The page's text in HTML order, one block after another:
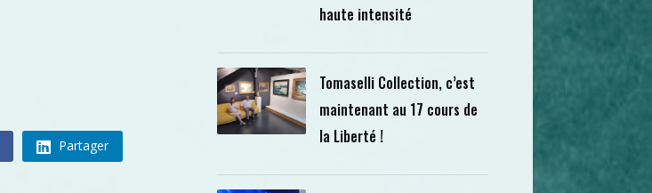
Partager
haute intensité
Tomaselli Collection, c’est
maintenant au 17 cours de
la Liberté !